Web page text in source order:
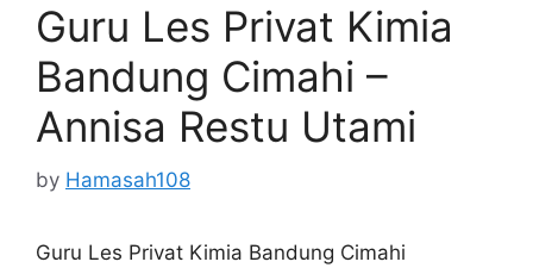
Guru Les Privat Kimia
Bandung Cimahi –
Annisa Restu Utami
by Hamasah108
Guru Les Privat Kimia Bandung Cimahi